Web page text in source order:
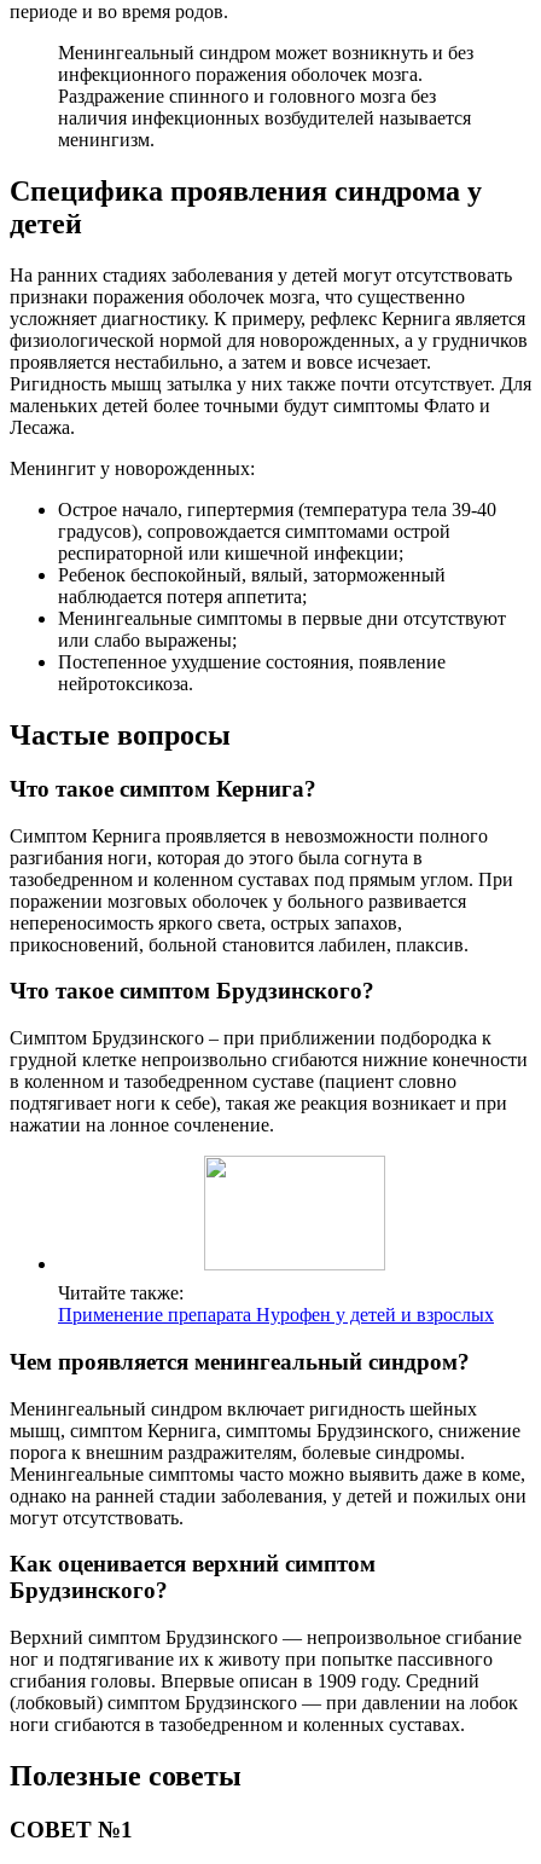
периоде и во время родов.
Менингеальный синдром может возникнуть и без
инфекционного поражения оболочек мозга.
Раздражение спинного и головного мозга без
наличия инфекционных возбудителей называется
менингизм.
Специфика проявления синдрома у
детей
На ранних стадиях заболевания у детей могут отсутствовать
признаки поражения оболочек мозга, что существенно
усложняет диагностику. К примеру, рефлекс Кернига является
физиологической нормой для новорожденных, а у грудничков
проявляется нестабильно, а затем и вовсе исчезает.
Ригидность мышц затылка у них также почти отсутствует. Для
маленьких детей более точными будут симптомы Флато и
Лесажа.
Менингит у новорожденных:
Острое начало, гипертермия (температура тела 39-40
градусов), сопровождается симптомами острой
респираторной или кишечной инфекции;
Ребенок беспокойный, вялый, заторможенный
наблюдается потеря аппетита;
Менингеальные симптомы в первые дни отсутствуют
или слабо выражены;
Постепенное ухудшение состояния, появление
нейротоксикоза.
Частые вопросы
Что такое симптом Кернига?
Симптом Кернига проявляется в невозможности полного
разгибания ноги, которая до этого была согнута в
тазобедренном и коленном суставах под прямым углом. При
поражении мозговых оболочек у больного развивается
непереносимость яркого света, острых запахов,
прикосновений, больной становится лабилен, плаксив.
Что такое симптом Брудзинского?
Симптом Брудзинского – при приближении подбородка к
грудной клетке непроизвольно сгибаются нижние конечности
в коленном и тазобедренном суставе (пациент словно
подтягивает ноги к себе), такая же реакция возникает и при
нажатии на лонное сочленение.
Читайте также:
Применение препарата Нурофен у детей и взрослых
Чем проявляется менингеальный синдром?
Менингеальный синдром включает ригидность шейных
мышц, симптом Кернига, симптомы Брудзинского, снижение
порога к внешним раздражителям, болевые синдромы.
Менингеальные симптомы часто можно выявить даже в коме,
однако на ранней стадии заболевания, у детей и пожилых они
могут отсутствовать.
Как оценивается верхний симптом
Брудзинского?
Верхний симптом Брудзинского — непроизвольное сгибание
ног и подтягивание их к животу при попытке пассивного
сгибания головы. Впервые описан в 1909 году. Средний
(лобковый) симптом Брудзинского — при давлении на лобок
ноги сгибаются в тазобедренном и коленных суставах.
Полезные советы
СОВЕТ №1